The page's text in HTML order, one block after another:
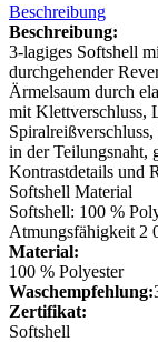
Beschreibung
Beschreibung:
3-lagiges Softshell
durchgehender
Ärmelsaum durch
mit Klettverschluss,
in der Teilungsnaht,
Kontrastdetails und
Softshell Material
Softshell: 100 %
Atmungsfähigkeit 2
Material:
100 % Polyester
Waschempfehlung:
Zertifikat:
Softshell